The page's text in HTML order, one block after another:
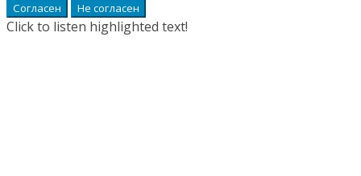
Согласен Не согласен
Click to listen highlighted text!